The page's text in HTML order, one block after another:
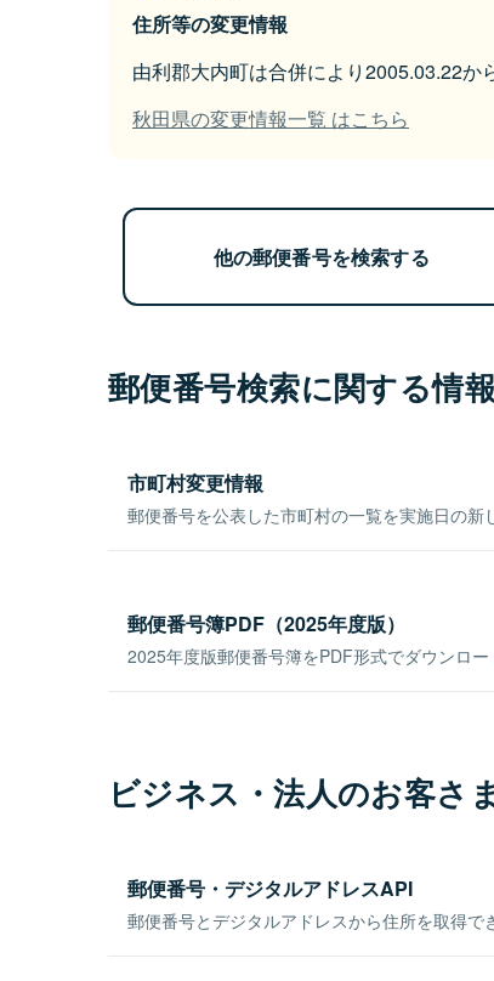
住所等の変更情報
由利郡大内町は合併により2005.03.22か
秋田県の変更情報一覧 はこちら
他の郵便番号を検索する
郵便番号検索に関する情報
市町村変更情報
郵便番号を公表した市町村の一覧を実施日の新
郵便番号簿PDF（2025年度版）
2025年度版郵便番号簿をPDF形式でダウンロー
ビジネス・法人のお客さ
郵便番号・デジタルアドレスAPI
郵便番号とデジタルアドレスから住所を取得で